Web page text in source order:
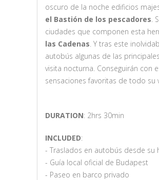
oscuro de la noche edificios
el Bastión de los pescadores.
ciudades que componen esta
las Cadenas. Y tras este
autobús algunas de las
visita nocturna. Conseguirán con
sensaciones favoritas de todo su
DURATION: 2hrs 30min
INCLUDED:
- Traslados en autobús desde su
- Guía local oficial de Budapest
- Paseo en barco privado